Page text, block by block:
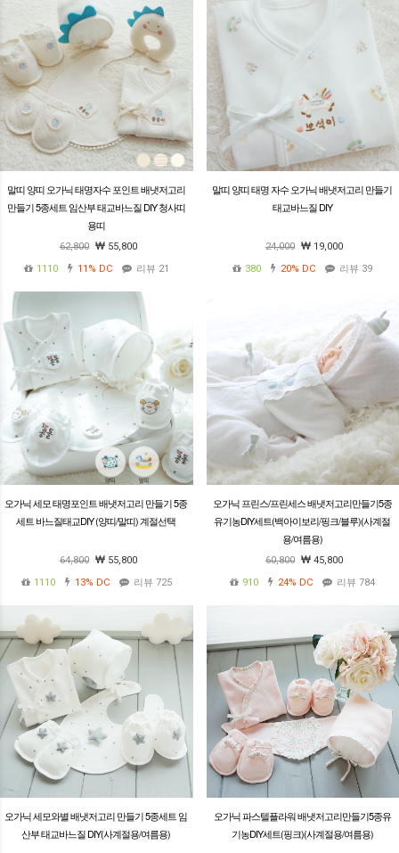
말띠 양띠 오가닉 태명자수 포인트 배냇저고리
만들기 5종세트 임산부 태교바느질 DIY 청사띠
용띠
62,800
55,800
1110
11% DC 리뷰 21
말띠 양띠 태명 자수 오가닉 배냇저고리 만들기
태교바느질 DIY
24,000
19,000
380
20% DC 리뷰 39
오가닉 세모 태명포인트 배냇저고리 만들기 5종
세트 바느질태교DIY (양띠/말띠) 계절선택
64,800
55,800
1110
13% DC 리뷰 725
오가닉 프린스/프린세스 배냇저고리만들기5종
유기농DIY세트(백아이보리/핑크/블루)(사계절
용/여름용)
60,800
45,800
910
24% DC 리뷰 784
오가닉 세모와별 배냇저고리 만들기 5종세트 임
산부 태교바느질 DIY(사계절용/여름용)
오가닉 파스텔플라워 배냇저고리만들기5종유
기농DIY세트(핑크)(사계절용/여름용)